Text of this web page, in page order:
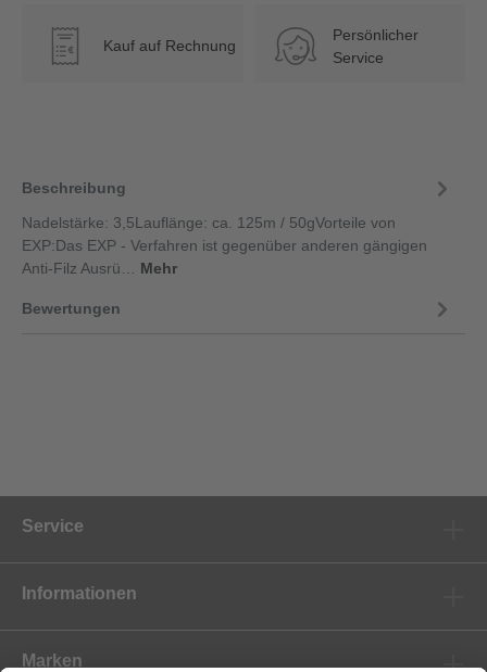
€ Kauf auf Rechnung
Persönlicher
Service
Beschreibung
Nadelstärke: 3,5Lauflänge: ca. 125m / 50gVorteile von
EXP:Das EXP - Verfahren ist gegenüber anderen gängigen
Anti-Filz Ausrü… Mehr
Bewertungen
Service
Informationen
Marken